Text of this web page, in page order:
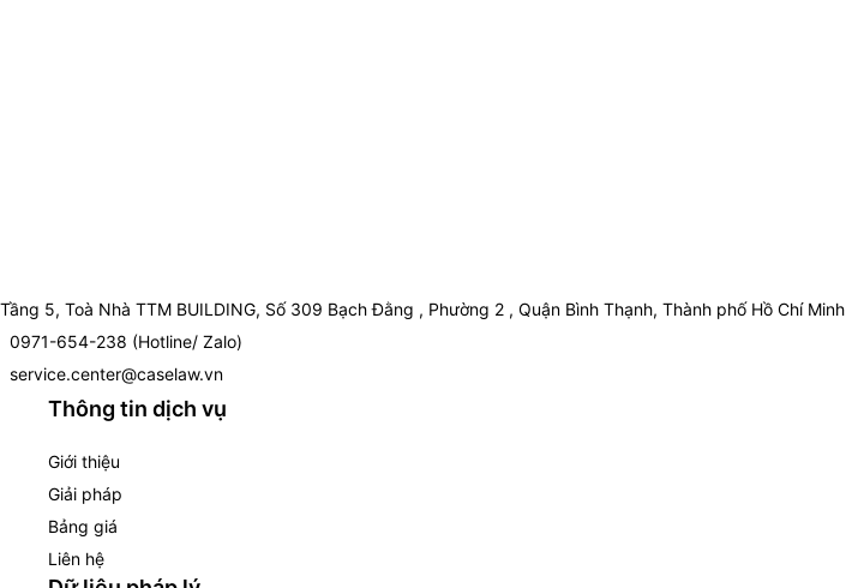
Tầng 5, Toà Nhà TTM BUILDING, Số 309 Bạch Đằng , Phường 2 , Quận Bình Thạnh, Thành phố Hồ Chí Minh
0971-654-238 (Hotline/ Zalo)
service.center@caselaw.vn
Thông tin dịch vụ
Giới thiệu
Giải pháp
Bảng giá
Liên hệ